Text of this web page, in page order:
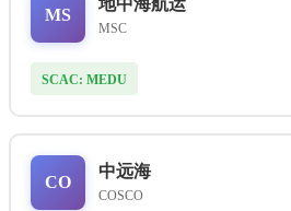
MS
地中海航运
MSC
SCAC: MEDU
CO
中远海
COSCO